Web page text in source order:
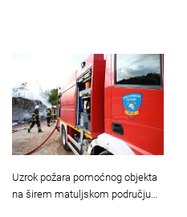
Uzrok požara pomoćnog objekta
na širem matuljskom području…